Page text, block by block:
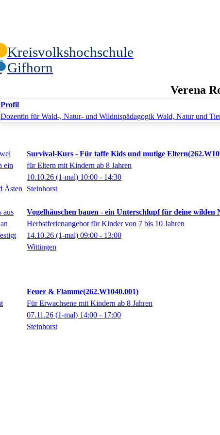
Kreisvolkshochschule
Gifhorn
Verena
Profil
Dozentin für Wald-, Natur- und Wildnispädagogik Wald, Natur und
Survival-Kurs - Für taffe Kids und mutige Eltern
für Eltern mit Kindern ab 8 Jahren
10.10.26 (1-mal) 10:00 - 14:30
Steinhorst
Vogelhäuschen bauen - ein Unterschlupf für deine wilden
Herbstferienangebot für Kinder von 7 bis 10 Jahren
14.10.26 (1-mal) 09:00 - 13:00
Wittingen
Feuer & Flamme 262.W1040.001
Für Erwachsene mit Kindern ab 8 Jahren
07.11.26 (1-mal) 14:00 - 17:00
Steinhorst